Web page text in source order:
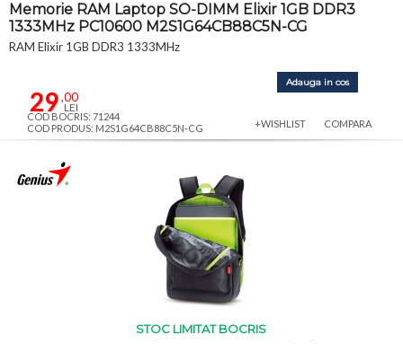
Memorie RAM Laptop SO-DIMM Elixir 1GB DDR3
1333MHz PC10600 M2S1G64CB88C5N-CG
RAM Elixir 1GB DDR3 1333MHz
29,00
LEI
Adauga in cos
COD BOCRIS: 71244
COD PRODUS: M2S1G64CB88C5N-CG
+WISHLIST COMPARA
STOC LIMITAT BOCRIS